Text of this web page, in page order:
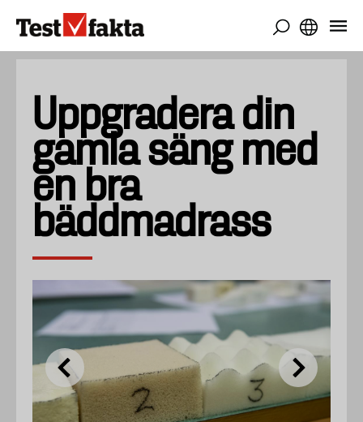
main
Uppgradera din
gamla säng med
en bra
bäddmadrass